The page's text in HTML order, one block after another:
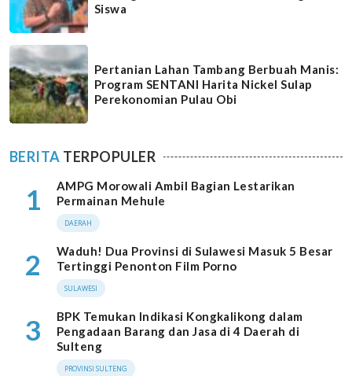
Siswa
Pertanian Lahan Tambang Berbuah Manis:
Program SENTANI Harita Nickel Sulap
Perekonomian Pulau Obi
BERITA TERPOPULER
1
AMPG Morowali Ambil Bagian Lestarikan
Permainan Mehule
DAERAH
2
Waduh! Dua Provinsi di Sulawesi Masuk 5 Besar
Tertinggi Penonton Film Porno
SULAWESI
3
BPK Temukan Indikasi Kongkalikong dalam
Pengadaan Barang dan Jasa di 4 Daerah di
Sulteng
PROVINSI SULTENG